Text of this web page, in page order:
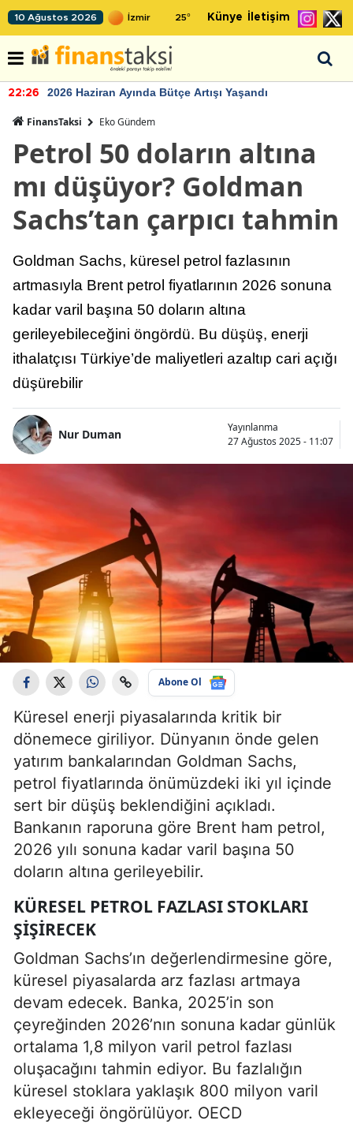
10 Ağustos 2026 25° Künye İletişim
22:26 2026 Haziran Ayında Bütçe Artışı Yaşandı
FinansTaksi Eko Gündem
Petrol 50 doların altına
mı düşüyor? Goldman
Sachs’tan çarpıcı tahmin
Goldman Sachs, küresel petrol fazlasının
artmasıyla Brent petrol fiyatlarının 2026 sonuna
kadar varil başına 50 doların altına
gerileyebileceğini öngördü. Bu düşüş, enerji
ithalatçısı Türkiye’de maliyetleri azaltıp cari açığı
düşürebilir
Nur Duman
Yayınlanma
27 Ağustos 2025 - 11:07
Abone Ol
Küresel enerji piyasalarında kritik bir
dönemece giriliyor. Dünyanın önde gelen
yatırım bankalarından Goldman Sachs,
petrol fiyatlarında önümüzdeki iki yıl içinde
sert bir düşüş beklendiğini açıkladı.
Bankanın raporuna göre Brent ham petrol,
2026 yılı sonuna kadar varil başına 50
doların altına gerileyebilir.
KÜRESEL PETROL FAZLASI STOKLARI
ŞIŞIRECEK
Goldman Sachs’ın değerlendirmesine göre,
küresel piyasalarda arz fazlası artmaya
devam edecek. Banka, 2025’in son
çeyreğinden 2026’nın sonuna kadar günlük
ortalama 1,8 milyon varil petrol fazlası
oluşacağını tahmin ediyor. Bu fazlalığın
küresel stoklara yaklaşık 800 milyon varil
ekleyeceği öngörülüyor. OECD